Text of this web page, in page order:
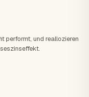
performt, und reallozieren